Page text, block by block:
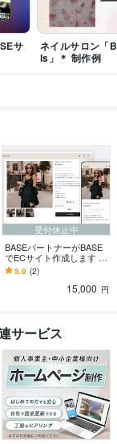
サ
ネイルサロン「
ls」＊ 制作例
受付休止中
BASEパートナーがBASE
でECサイト作成します 格
安でおしゃれなショップ
を作ります！(特典あり!)
5.0 (2)
15,000 円
サービス